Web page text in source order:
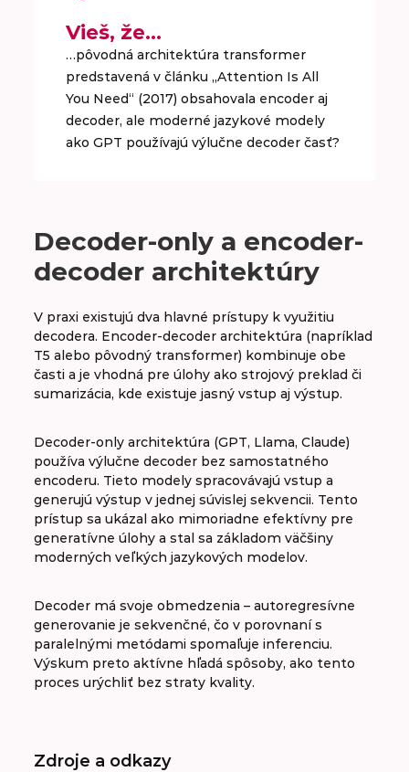
Vieš, že…
…pôvodná architektúra transformer
predstavená v článku „Attention Is All
You Need“ (2017) obsahovala encoder aj
decoder, ale moderné jazykové modely
ako GPT používajú výlučne decoder časť?
Decoder-only a encoder-
decoder architektúry
V praxi existujú dva hlavné prístupy k využitiu
decodera. Encoder-decoder architektúra (napríklad
T5 alebo pôvodný transformer) kombinuje obe
časti a je vhodná pre úlohy ako strojový preklad či
sumarizácia, kde existuje jasný vstup aj výstup.
Decoder-only architektúra (GPT, Llama, Claude)
používa výlučne decoder bez samostatného
encoderu. Tieto modely spracovávajú vstup a
generujú výstup v jednej súvislej sekvencii. Tento
prístup sa ukázal ako mimoriadne efektívny pre
generatívne úlohy a stal sa základom väčšiny
moderných veľkých jazykových modelov.
Decoder má svoje obmedzenia – autoregresívne
generovanie je sekvenčné, čo v porovnaní s
paralelnými metódami spomaľuje inferenciu.
Výskum preto aktívne hľadá spôsoby, ako tento
proces urýchliť bez straty kvality.
Zdroje a odkazy